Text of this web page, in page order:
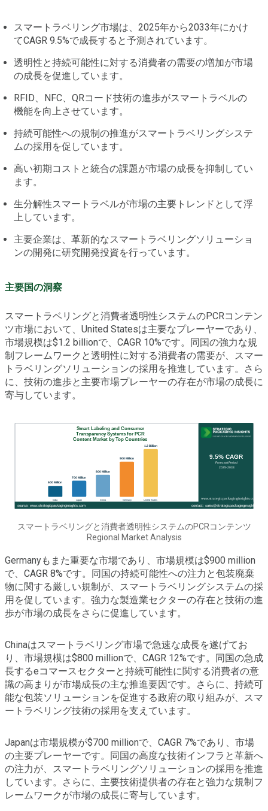
スマートラベリング市場は、2025年から2033年にかけ
てCAGR 9.5%で成長すると予測されています。
透明性と持続可能性に対する消費者の需要の増加が市場
の成長を促進しています。
RFID、NFC、QRコード技術の進歩がスマートラベルの
機能を向上させています。
持続可能性への規制の推進がスマートラベリングシステ
ムの採用を促しています。
高い初期コストと統合の課題が市場の成長を抑制してい
ます。
生分解性スマートラベルが市場の主要トレンドとして浮
上しています。
主要企業は、革新的なスマートラベリングソリューショ
ンの開発に研究開発投資を行っています。
主要国の洞察
スマートラベリングと消費者透明性システムのPCRコンテン
ツ市場において、United Statesは主要なプレーヤーであり、
市場規模は$1.2 billionで、CAGR 10%です。同国の強力な規
制フレームワークと透明性に対する消費者の需要が、スマー
トラベリングソリューションの採用を推進しています。さら
に、技術の進歩と主要市場プレーヤーの存在が市場の成長に
寄与しています。
スマートラベリングと消費者透明性システムのPCRコンテンツ
Regional Market Analysis
Germanyもまた重要な市場であり、市場規模は$900 million
で、CAGR 8%です。同国の持続可能性への注力と包装廃棄
物に関する厳しい規制が、スマートラベリングシステムの採
用を促しています。強力な製造業セクターの存在と技術の進
歩が市場の成長をさらに促進しています。
Chinaはスマートラベリング市場で急速な成長を遂げてお
り、市場規模は$800 millionで、CAGR 12%です。同国の急成
長するeコマースセクターと持続可能性に関する消費者の意
識の高まりが市場成長の主な推進要因です。さらに、持続可
能な包装ソリューションを促進する政府の取り組みが、スマ
ートラベリング技術の採用を支えています。
Japanは市場規模が$700 millionで、CAGR 7%であり、市場
の主要プレーヤーです。同国の高度な技術インフラと革新へ
の注力が、スマートラベリングソリューションの採用を推進
しています。さらに、主要技術提供者の存在と強力な規制フ
レームワークが市場の成長に寄与しています。